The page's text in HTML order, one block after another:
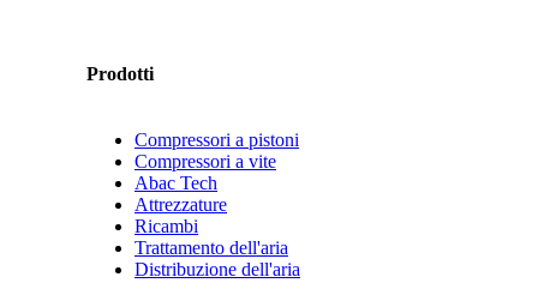
Prodotti
Compressori a pistoni
Compressori a vite
Abac Tech
Attrezzature
Ricambi
Trattamento dell'aria
Distribuzione dell'aria